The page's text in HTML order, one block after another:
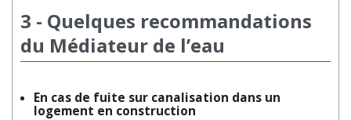
3 - Quelques recommandations
du Médiateur de l’eau
En cas de fuite sur canalisation dans un
logement en construction